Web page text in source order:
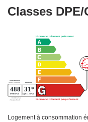
Classes DPE/
Logement à consommation